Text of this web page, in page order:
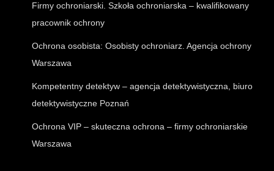
Firmy ochroniarski. Szkoła ochroniarska – kwalifikowany
pracownik ochrony
Ochrona osobista: Osobisty ochroniarz. Agencja ochrony
Warszawa
Kompetentny detektyw – agencja detektywistyczna, biuro
detektywistyczne Poznań
Ochrona VIP – skuteczna ochrona – firmy ochroniarskie
Warszawa